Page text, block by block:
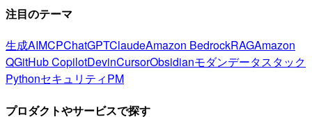
注目のテーマ
生成AIMCPChatGPTClaudeAmazon BedrockRAGAmazon
QGitHub CopilotDevinCursorObsidianモダンデータスタック
PythonセキュリティPM
プロダクトやサービスで探す